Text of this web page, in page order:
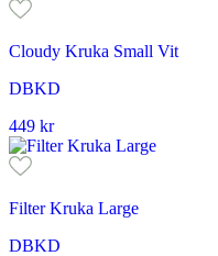
Cloudy Kruka Small Vit
DBKD
449 kr
Filter Kruka Large
DBKD